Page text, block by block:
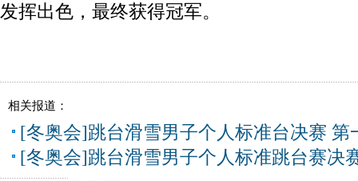
发挥出色，最终获得冠军。
相关报道：
[冬奥会]跳台滑雪男子个人标准台决赛 第
[冬奥会]跳台滑雪男子个人标准跳台赛决